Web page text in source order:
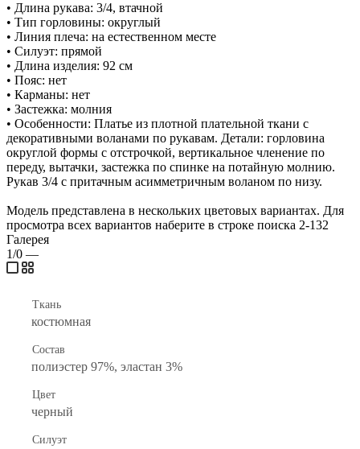
• Длина рукава: 3/4, втачной
• Тип горловины: округлый
• Линия плеча: на естественном месте
• Силуэт: прямой
• Длина изделия: 92 см
• Пояс: нет
• Карманы: нет
• Застежка: молния
• Особенности: Платье из плотной плательной ткани с
декоративными воланами по рукавам. Детали: горловина
округлой формы с отстрочкой, вертикальное членение по
переду, вытачки, застежка по спинке на потайную молнию.
Рукав 3/4 с притачным асимметричным воланом по низу.
Модель представлена в нескольких цветовых вариантах. Для
просмотра всех вариантов наберите в строке поиска 2-132
Галерея
1/0 —
Ткань
костюмная
Состав
полиэстер 97%, эластан 3%
Цвет
черный
Силуэт